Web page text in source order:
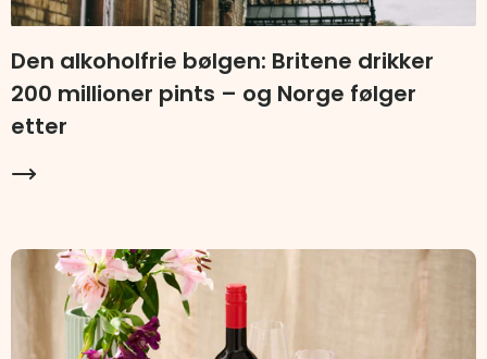
Den alkoholfrie bølgen: Britene drikker
200 millioner pints – og Norge følger
etter